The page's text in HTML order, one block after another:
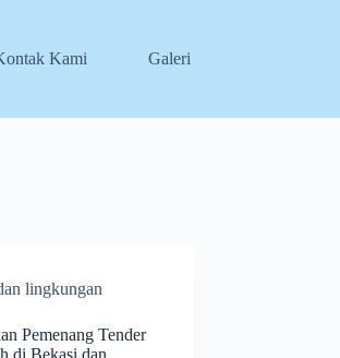
Kami Galeri
lingkungan
Pemenang Tender
di Bekasi dan